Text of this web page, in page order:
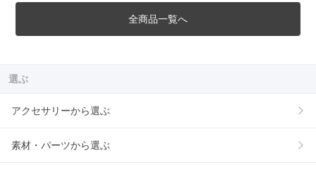
全商品一覧へ
選ぶ
アクセサリーから選ぶ
素材・パーツから選ぶ